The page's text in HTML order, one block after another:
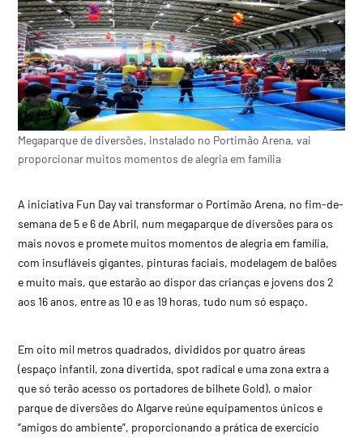
Megaparque de diversões, instalado no Portimão Arena, vai
proporcionar muitos momentos de alegria em família
A iniciativa Fun Day vai transformar o Portimão Arena, no fim-de-
semana de 5 e 6 de Abril, num megaparque de diversões para os
mais novos e promete muitos momentos de alegria em família,
com insufláveis gigantes, pinturas faciais, modelagem de balões
e muito mais, que estarão ao dispor das crianças e jovens dos 2
aos 16 anos, entre as 10 e as 19 horas, tudo num só espaço.
Em oito mil metros quadrados, divididos por quatro áreas
(espaço infantil, zona divertida, spot radical e uma zona extra a
que só terão acesso os portadores de bilhete Gold), o maior
parque de diversões do Algarve reúne equipamentos únicos e
“amigos do ambiente”, proporcionando a prática de exercício